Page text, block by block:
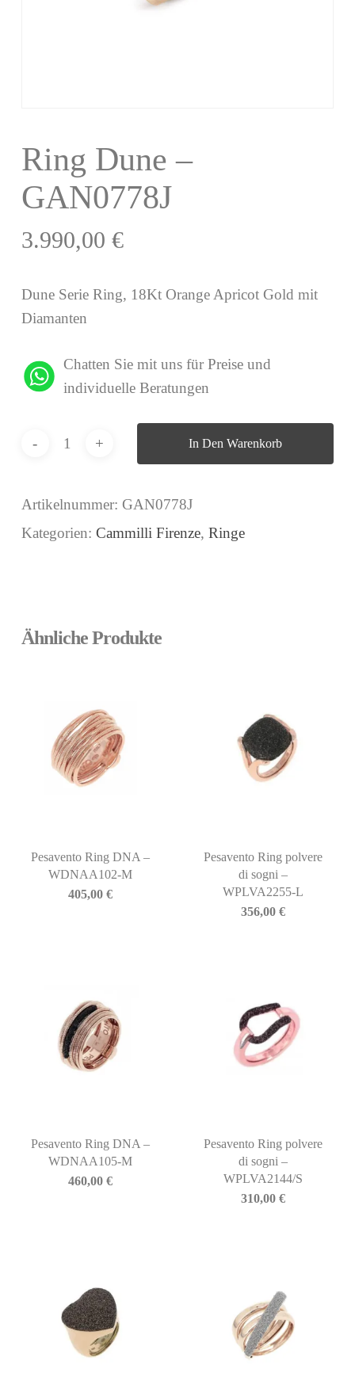
Ring Dune –
GAN0778J
3.990,00 €
Dune Serie Ring, 18Kt Orange Apricot Gold mit
Diamanten
Chatten Sie mit uns für Preise und
individuelle Beratungen
In Den Warenkorb
Artikelnummer: GAN0778J
Kategorien: Cammilli Firenze, Ringe
Ähnliche Produkte
Pesavento Ring DNA –
WDNAA102-M
405,00 €
Pesavento Ring polvere
di sogni –
WPLVA2255-L
356,00€
Pesavento Ring DNA –
WDNAA105-M
460,00 €
Pesavento Ring polvere
di sogni –
WPLVA2144/S
310,00€